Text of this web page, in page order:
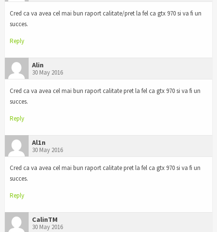
Cred ca va avea cel mai bun raport calitate/pret la fel ca gtx 970 si va fi un
succes.
Reply
Alin
30 May 2016
Cred ca va avea cel mai bun raport calitate pret la fel ca gtx 970 si va fi un
succes.
Reply
Al1n
30 May 2016
Cred ca va avea cel mai bun raport calitate pret la fel ca gtx 970 si va fi un
succes.
Reply
CalinTM
30 May 2016